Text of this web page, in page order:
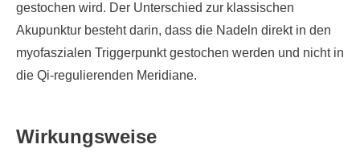
gestochen wird. Der Unterschied zur klassischen
Akupunktur besteht darin, dass die Nadeln direkt in den
myofaszialen Triggerpunkt gestochen werden und nicht in
die Qi-regulierenden Meridiane.
Wirkungsweise